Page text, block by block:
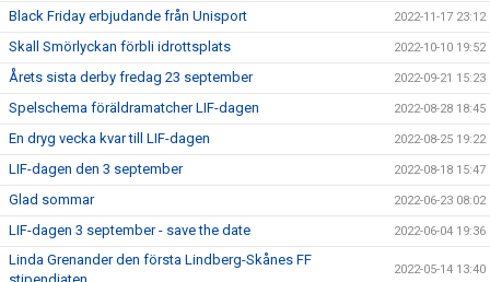
Black Friday erbjudande från Unisport 2022-11-17 23:12
Skall Smörlyckan förbli idrottsplats 2022-10-10 19:52
Årets sista derby fredag 23 september 2022-09-21 15:23
Spelschema föräldramatcher LIF-dagen 2022-08-28 18:45
En dryg vecka kvar till LIF-dagen 2022-08-25 19:22
LIF-dagen den 3 september 2022-08-18 15:47
Glad sommar 2022-06-23 08:02
LIF-dagen 3 september - save the date 2022-06-04 19:36
Linda Grenander den första Lindberg-Skånes FF
2022-05-14 13:40